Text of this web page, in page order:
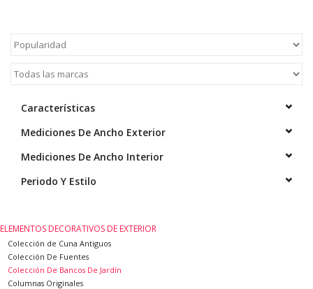
Exterior
Y Mármol
Clientes Satisfechos
Mármoles Antiguos
Base de datos IA
Características
Mediciones De Ancho Exterior
Mediciones De Ancho Interior
Periodo Y Estilo
ELEMENTOS DECORATIVOS DE EXTERIOR
Colección de Cuna Antiguos
Colección De Fuentes
Colección De Bancos De Jardín
Columnas Originales